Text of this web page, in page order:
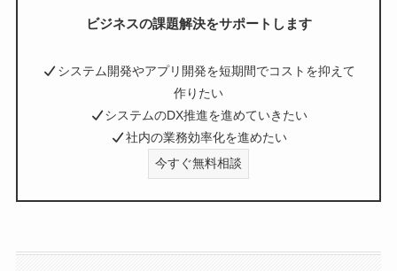
ビジネスの課題解決をサポートします
システム開発やアプリ開発を短期間でコストを抑えて
作りたい
システムのDX推進を進めていきたい
社内の業務効率化を進めたい
今すぐ無料相談